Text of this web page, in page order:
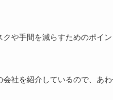
クや手間を減らすためのポイ
社を紹介しているので、あわ